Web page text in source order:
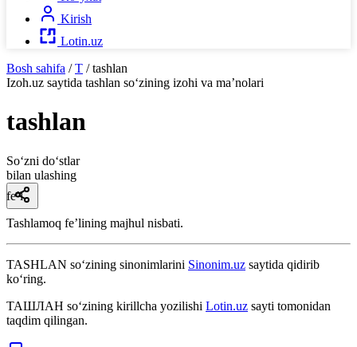
Kirish
Lotin.uz
Bosh sahifa / T / tashlan
Izoh.uz saytida tashlan so‘zining izohi va ma’nolari
tashlan
So‘zni do‘stlar
bilan ulashing
fe’l
Tashlamoq feʼlining majhul nisbati.
TASHLAN so‘zining sinonimlarini Sinonim.uz saytida qidirib
ko‘ring.
ТАШЛАН so‘zining kirillcha yozilishi Lotin.uz sayti tomonidan
taqdim qilingan.